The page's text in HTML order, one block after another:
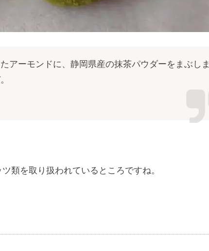
アーモンドに、静岡県産の抹茶パウダーをまぶしま
。
類を取り扱われているところですね。